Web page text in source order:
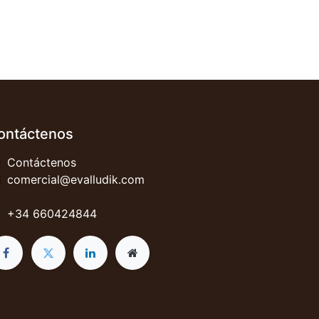
Contáctenos
comercial@evalludik.com
+34 660424844